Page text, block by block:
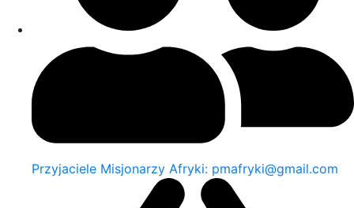
Przyjaciele Misjonarzy Afryki: pmafryki@gmail.com